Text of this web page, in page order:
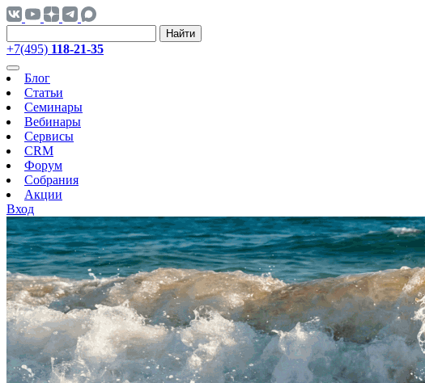
Найти
+7(495) 118-21-35
Блог
Статьи
Семинары
Вебинары
Сервисы
CRM
Форум
Собрания
Акции
Вход